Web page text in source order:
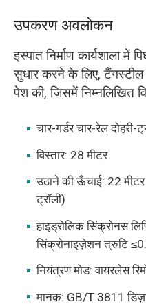
उपकरण अवलोकन
इस्पात निर्माण कार्यशाला में
सुधार करने के लिए,
पेश की, जिसमें निम्नलिखित
चार-गर्डर चार-रेल दोहरी-
विस्तार: 28 मीटर
उठाने की ऊँचाई: 22
ट्रॉली)
हाइड्रोलिक सिंक्रोनस
सिंक्रोनाइज़ेशन त्रुटि
नियंत्रण मोड: वायरलेस
मानक: GB/T 3811